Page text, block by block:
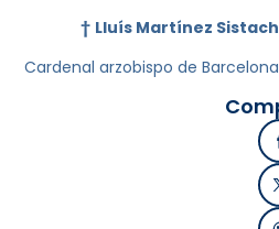
† Lluís Martínez Sistach
Cardenal arzobispo de Barcelona